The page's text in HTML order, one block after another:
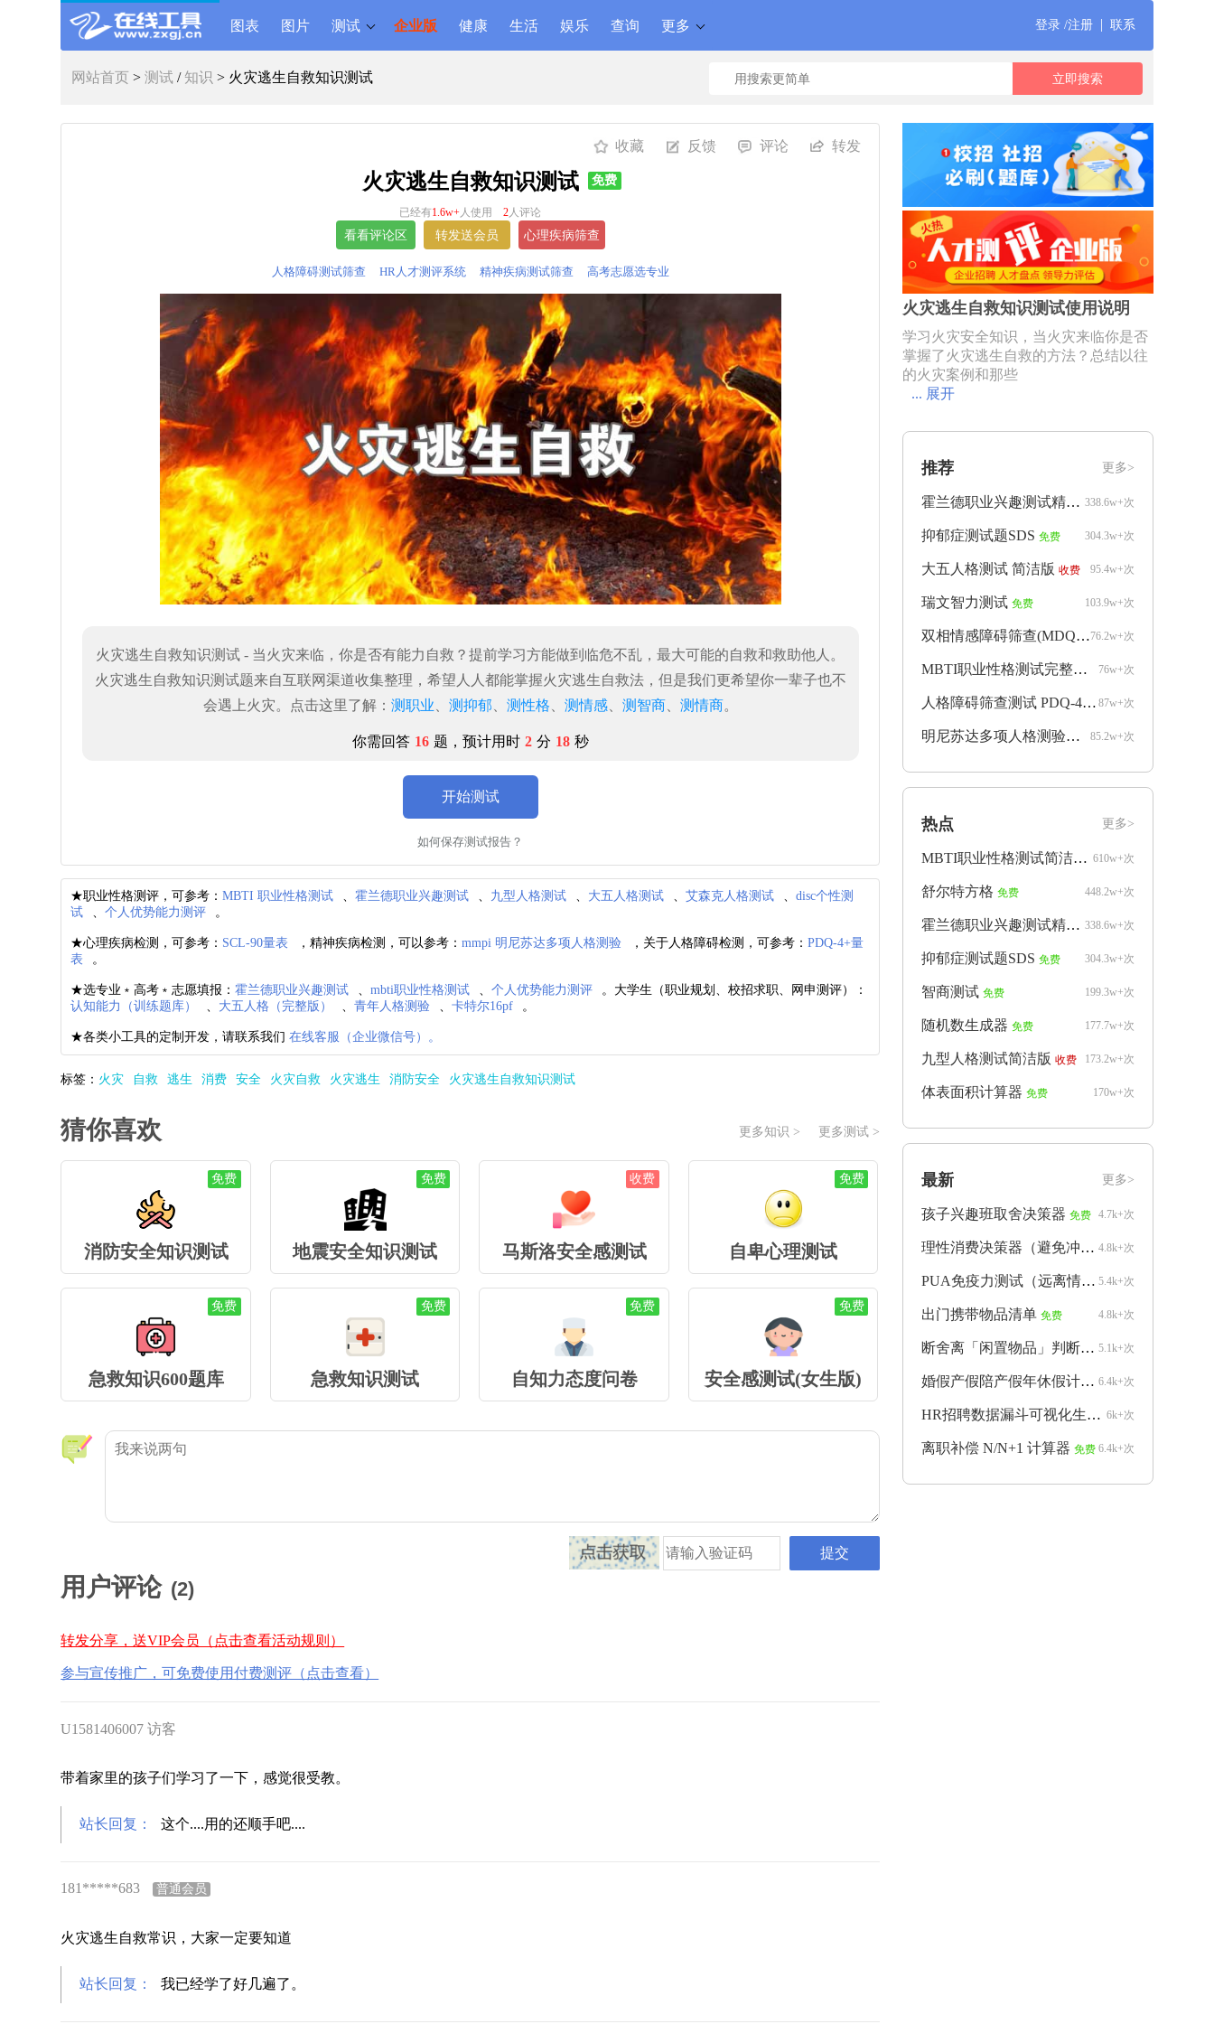
图表 图片 测试 企业版 健康 生活 娱乐 查询 更多 登录 /注册| 联系
网站首页 >测试 / 知识 > 火灾逃生自救知识测试
收藏 反馈 评论 转发
火灾逃生自救知识测试 免费
已经有1.6w+人使用 2人评论
人格障碍测试筛查 HR人才测评系统 精神疾病测试筛查 高考志愿选专业
火灾逃生自救知识测试 - 当火灾来临，你是否有能力自救？提前学习方能做到临危不乱，最大可能的自救和救助他人。
火灾逃生自救知识测试题来自互联网渠道收集整理，希望人人都能掌握火灾逃生自救法，但是我们更希望你一辈子也不
会遇上火灾。点击这里了解： 测职业 测抑郁 测性格 测情感、 测智商、 测情商。
你需回答 16 题，预计用时 2 分 18 秒
开始测试
如何保存测试报告？
★职业性格测评，可参考：MBTI 职业性格测试 、霍兰德职业兴趣测试 九型人格测试 大五人格测试 、艾森克人格测试 、disc个性测
试
、个人优势能力测评 。
★心理疾病检测，可参考： SCL-90量表 ，精神疾病检测，可以参考：mmpi 明尼苏达多项人格测验 ，关于人格障碍检测，可参考：PDQ-4+量
表
。
★选专业﹡高考﹡志愿填报：霍兰德职业兴趣测试 、mbti职业性格测试 、个人优势能力测评
。大学生（职业规划、校招求职、网申测评）：
认知能力（训练题库）
大五人格（完整版） 、青年人格测验 、卡特尔16pf 。
★各类小工具的定制开发，请联系我们在线客服（企业微信号）。
标签： 火灾 自救 逃生 消费 安全 火灾自救 火灾逃生 消防安全 火灾逃生自救知识测试
更多测试 >
更多知识 >
猜你喜欢
免费
消防安全知识测试
免费
地震安全知识测试
收费
马斯洛安全感测试
免费
自卑心理测试
免费
急救知识600题库
免费
急救知识测试
免费
自知力态度问卷
免费
安全感测试(女生版)
用户评论 (2)
转发分享，送VIP会员（点击查看活动规则）
参与宣传推广，可免费使用付费测评（点击查看）
U1581406007 访客
带着家里的孩子们学习了一下，感觉很受教。
站长回复： 这个....用的还顺手吧....
181*****683 普通会员
火灾逃生自救常识，大家一定要知道
站长回复： 我已经学了好几遍了。
火灾逃生自救知识测试使用说明
学习火灾安全知识，当火灾来临你是否
掌握了火灾逃生自救的方法？总结以往
的火灾案例和那些
... 展开
更多>
推荐
338.6w+次
霍兰德职业兴趣测试精简版 免费
304.3w+次
抑郁症测试题SDS 免费
95.4w+次
大五人格测试 简洁版 收费
103.9w+次
瑞文智力测试 免费
76.2w+次
双相情感障碍筛查(MDQ) 收费
76w+次
MBTI职业性格测试完整版 收费
87w+次
人格障碍筛查测试 PDQ-4+ 收费
85.2w+次
明尼苏达多项人格测验mmpi完整版
更多>
热点
610w+次
MBTI职业性格测试简洁版 免费
448.2w+次
舒尔特方格 免费
338.6w+次
霍兰德职业兴趣测试精简版 免费
304.3w+次
抑郁症测试题SDS 免费
199.3w+次
智商测试 免费
177.7w+次
随机数生成器 免费
173.2w+次
九型人格测试简洁版 收费
170w+次
体表面积计算器 免费
更多>
最新
4.7k+次
孩子兴趣班取舍决策器 免费
4.8k+次
理性消费决策器（避免冲动购物）
5.4k+次
PUA免疫力测试（远离情感操控）
4.8k+次
出门携带物品清单 免费
5.1k+次
断舍离「闲置物品」判断器 免费
6.4k+次
婚假产假陪产假年休假计算器 免费
6k+次
HR招聘数据漏斗可视化生成器 免费
6.4k+次
离职补偿 N/N+1 计算器 免费